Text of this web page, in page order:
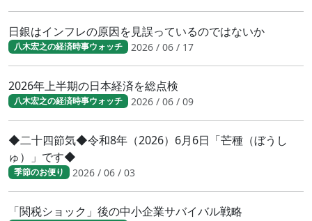
日銀はインフレの原因を見誤っているのではないか
八木宏之の経済時事ウォッチ 2026 / 06 / 17
2026年上半期の日本経済を総点検
八木宏之の経済時事ウォッチ 2026 / 06 / 09
◆二十四節気◆令和8年（2026）6月6日「芒種（ぼうし
ゅ）」です◆
季節のお便り 2026 / 06 / 03
「関税ショック」後の中小企業サバイバル戦略